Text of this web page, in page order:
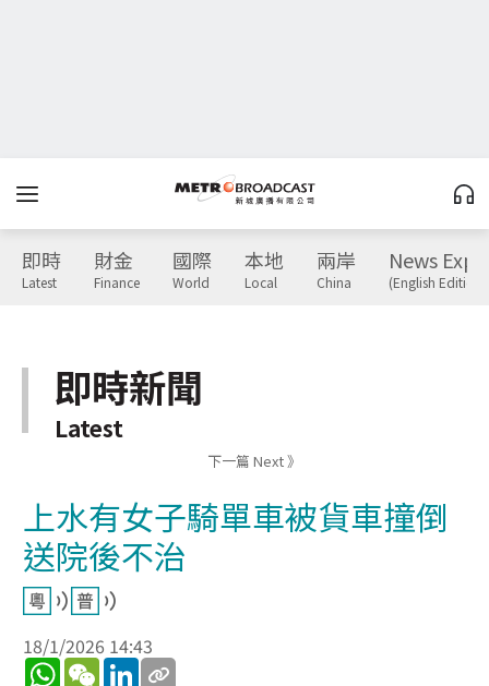
即時
Latest
財金
Finance
國際
World
本地
Local
兩岸
China
News
(English Edition)
即時新聞
Latest
下一篇 Next 》
上水有女子騎單車被貨車撞倒
送院後不治
18/1/2026 14:43
WhatsApp
WeChatLinkedIn